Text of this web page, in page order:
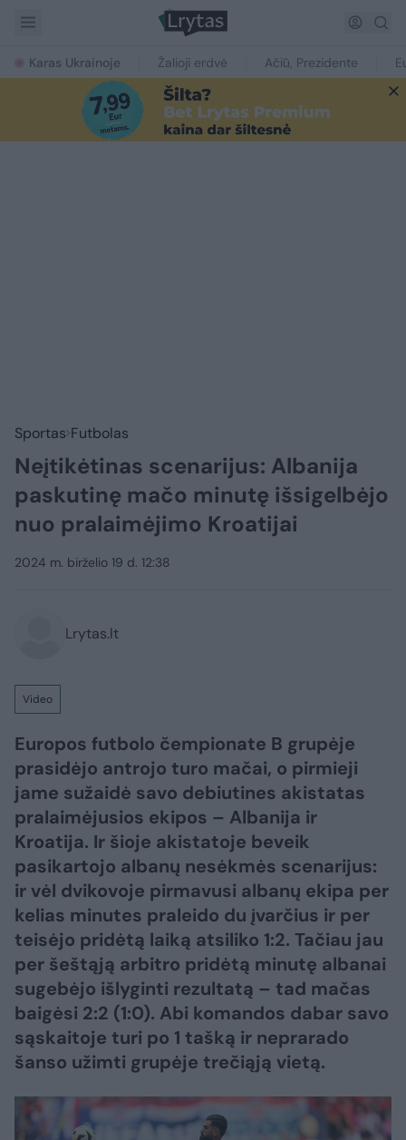
Karas Ukrainoje Žalioji erdvė Ačiū, Prezidente
Sportas Futbolas
Neįtikėtinas scenarijus: Albanija
paskutinę mačo minutę išsigelbėjo
nuo pralaimėjimo Kroatijai
2024 m. birželio 19 d. 12:38
Lrytas.lt
Video
Europos futbolo čempionate B grupėje
prasidėjo antrojo turo mačai, o pirmieji
jame sužaidė savo debiutines akistatas
pralaimėjusios ekipos – Albanija ir
Kroatija. Ir šioje akistatoje beveik
pasikartojo albanų nesėkmės scenarijus:
ir vėl dvikovoje pirmavusi albanų ekipa per
kelias minutes praleido du įvarčius ir per
teisėjo pridėtą laiką atsiliko 1:2. Tačiau jau
per šeštąją arbitro pridėtą minutę albanai
sugebėjo išlyginti rezultatą – tad mačas
baigėsi 2:2 (1:0). Abi komandos dabar savo
sąskaitoje turi po 1 tašką ir neprarado
šanso užimti grupėje trečiąją vietą.